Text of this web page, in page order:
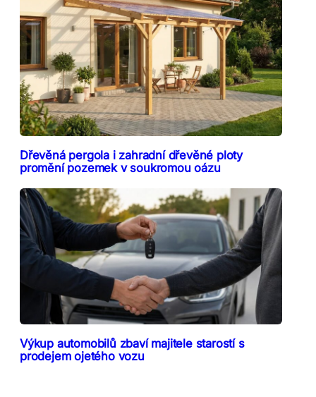
Dřevěná pergola i zahradní dřevěné ploty
promění pozemek v soukromou oázu
Výkup automobilů zbaví majitele starostí s
prodejem ojetého vozu